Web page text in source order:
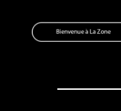
to
Bienvenue à
Zone de